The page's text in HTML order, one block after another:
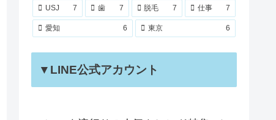
USJ 7 歯 7 脱毛 7 仕事 7
愛知 6 東京 6
▼LINE公式アカウント